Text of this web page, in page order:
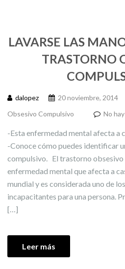
LAVARSE LAS
TRASTORNO
dalopez 20 noviembre, 2014
Obsesivo Compulsivo
No
-Esta enfermedad mental afecta a
-Conoce cómo puedes identificar
compulsivo. El trastorno obsesivo
enfermedad mental que afecta a
mundial y es considerada uno de
incapacitantes para una persona.
[…]
Leer más